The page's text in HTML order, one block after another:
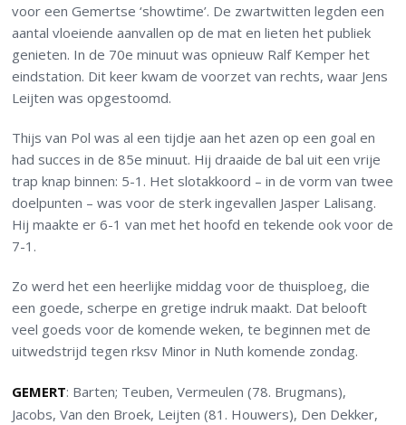
voor een Gemertse ‘showtime’. De zwartwitten legden een
aantal vloeiende aanvallen op de mat en lieten het publiek
genieten. In de 70e minuut was opnieuw Ralf Kemper het
eindstation. Dit keer kwam de voorzet van rechts, waar Jens
Leijten was opgestoomd.
Thijs van Pol was al een tijdje aan het azen op een goal en
had succes in de 85e minuut. Hij draaide de bal uit een vrije
trap knap binnen: 5-1. Het slotakkoord – in de vorm van twee
doelpunten – was voor de sterk ingevallen Jasper Lalisang.
Hij maakte er 6-1 van met het hoofd en tekende ook voor de
7-1.
Zo werd het een heerlijke middag voor de thuisploeg, die
een goede, scherpe en gretige indruk maakt. Dat belooft
veel goeds voor de komende weken, te beginnen met de
uitwedstrijd tegen rksv Minor in Nuth komende zondag.
GEMERT: Barten; Teuben, Vermeulen (78. Brugmans),
Jacobs, Van den Broek, Leijten (81. Houwers), Den Dekker,